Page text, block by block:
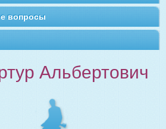
вопросы
Альбертович